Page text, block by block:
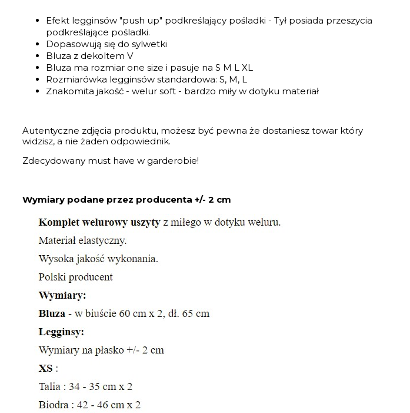
Efekt legginsów "push up" podkreślający pośladki - Tył posiada przeszycia
podkreślające pośladki.
Dopasowują się do sylwetki
Bluza z dekoltem V
Bluza ma rozmiar one size i pasuje na S M L XL
Rozmiarówka legginsów standardowa: S, M, L
Znakomita jakość - welur soft - bardzo miły w dotyku materiał
Autentyczne zdjęcia produktu, możesz być pewna że dostaniesz towar który
widzisz, a nie żaden odpowiednik.
Zdecydowany must have w garderobie!
Wymiary podane przez producenta +/- 2 cm